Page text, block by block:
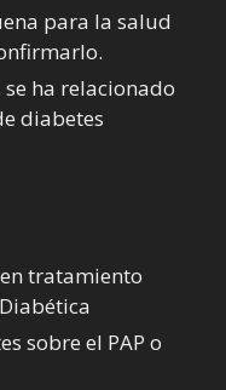
para la salud
ha relacionado
diabetes
tratamiento
sobre el PAP o